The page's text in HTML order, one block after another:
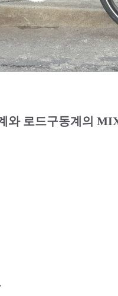
와 로드구동계의